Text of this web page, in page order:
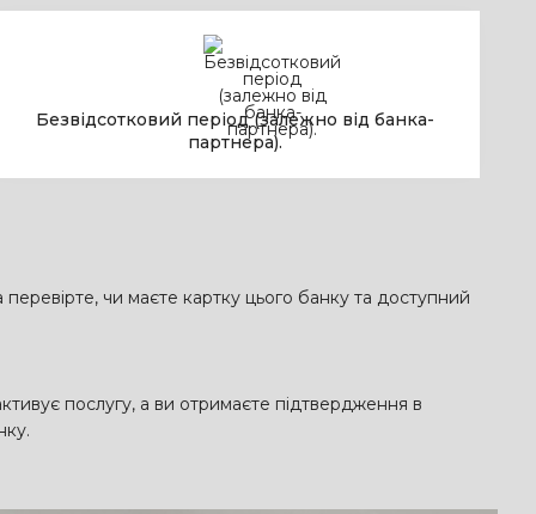
Безвідсотковий період (залежно від банка-
партнера).
чи маєте картку цього банку та доступний
послугу, а ви отримаєте підтвердження в